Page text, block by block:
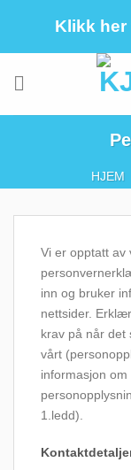
Klikk
HJEM
Vi er opptatt av
inn og bruker
nettsider.
krav på når det
vårt
informasjon
1.ledd).